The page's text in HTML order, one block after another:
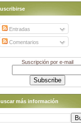
Entradas
Comentarios
Suscripción por e-mail
más información